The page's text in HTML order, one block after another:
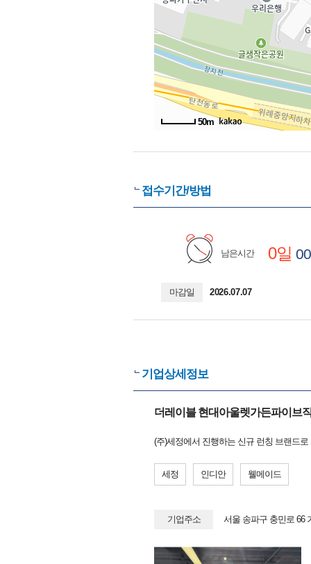
50m
접수기간/방법
남은시간 0일
마감일 2026.07.07
기업상세정보
더레이블 현대아울렛가든파이브
(주)세정에서 진행하는 신규 런칭 브랜드
세정 인디안 웰메이드
기업주소 서울 송파구 충민로 66